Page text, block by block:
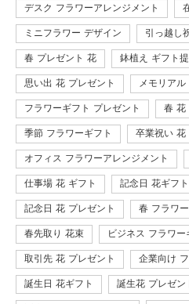
デスク フラワーアレンジメント
ミニフラワー デザイン 引っ越し
春 プレゼント 花 鉢植え ギフト
思い出 花 プレゼント メモリアル
フラワーギフト プレゼント 春 花
季節 フラワーギフト 卒業祝い 花
オフィス フラワーアレンジメント
仕事場 花 ギフト 記念日 花ギフト
記念日 花 プレゼント 春 フラワ
春先取り 花束 ビジネス フラワー
取引先 花 プレゼント 企業向け
誕生日 花ギフト 誕生花 プレゼン